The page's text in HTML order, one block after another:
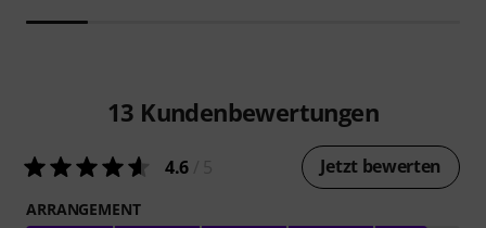
13 Kundenbewertungen
4.6 Jetzt bewerten
ARRANGEMENT